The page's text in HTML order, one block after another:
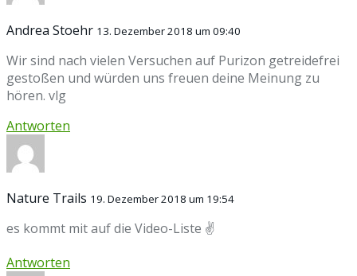
Andrea Stoehr 13. Dezember 2018 um 09:40
Wir sind nach vielen Versuchen auf Purizon getreidefrei
gestoßen und würden uns freuen deine Meinung zu
hören. vlg
Antworten
Nature Trails 19. Dezember 2018 um 19:54
es kommt mit auf die Video-Liste ✌
Antworten